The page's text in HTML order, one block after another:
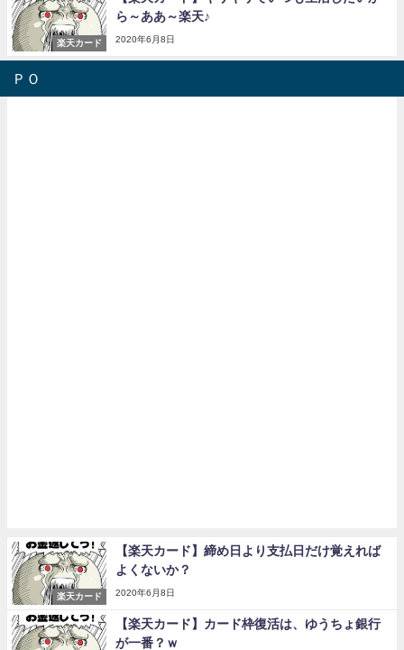
楽天カード
ら～ああ～楽天♪
2020年6月8日
ＰＯ
楽天カード
【楽天カード】締め日より支払日だけ覚えれば
よくないか？
2020年6月8日
【楽天カード】カード枠復活は、ゆうちょ銀行
が一番？ｗ